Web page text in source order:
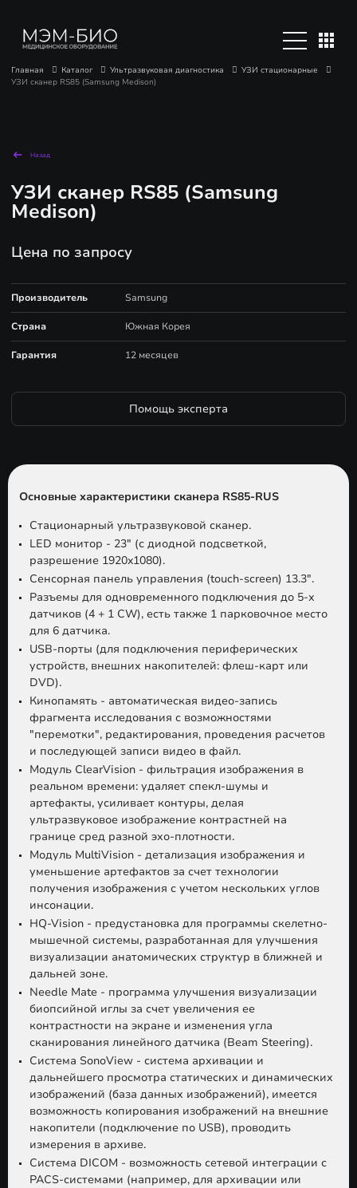
Главная Каталог Ультразвуковая диагностика
УЗИ стационарные
УЗИ сканер RS85 (Samsung Medison)
Назад
УЗИ сканер RS85 (Samsung
Medison)
Цена по запросу
Производитель Samsung
Страна Южная Корея
Гарантия 12 месяцев
Помощь эксперта
Основные характеристики сканера RS85-RUS
Стационарный ультразвуковой сканер.
LED монитор - 23" (с диодной подсветкой,
разрешение 1920x1080).
Сенсорная панель управления (touch-screen) 13.3".
Разъемы для одновременного подключения до 5-х
датчиков (4 + 1 CW), есть также 1 парковочное место
для 6 датчика.
USB-порты (для подключения периферических
устройств, внешних накопителей: флеш-карт или
DVD).
Кинопамять - автоматическая видео-запись
фрагмента исследования с возможностями
"перемотки", редактирования, проведения расчетов
и последующей записи видео в файл.
Модуль ClearVision - фильтрация изображения в
реальном времени: удаляет спекл-шумы и
артефакты, усиливает контуры, делая
ультразвуковое изображение контрастней на
границе сред разной эхо-плотности.
Модуль MultiVision - детализация изображения и
уменьшение артефактов за счет технологии
получения изображения с учетом нескольких углов
инсонации.
HQ-Vision - предустановка для программы скелетно-
мышечной системы, разработанная для улучшения
визуализации анатомических структур в ближней и
дальней зоне.
Needle Mate - программа улучшения визуализации
биопсийной иглы за счет увеличения ее
контрастности на экране и изменения угла
сканирования линейного датчика (Beam Steering).
Система SonoView - система архивации и
дальнейшего просмотра статических и динамических
изображений (база данных изображений), имеется
возможность копирования изображений на внешние
накопители (подключение по USB), проводить
измерения в архиве.
Система DICOM - возможность сетевой интеграции с
PACS-системами (например, для архивации или